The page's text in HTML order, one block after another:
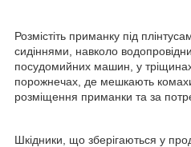
Розмістіть приманку під
сидіннями, навколо
посудомийних машин, у
порожнечах, де мешкають
розміщення приманки та за
Шкідники, що зберігаються у